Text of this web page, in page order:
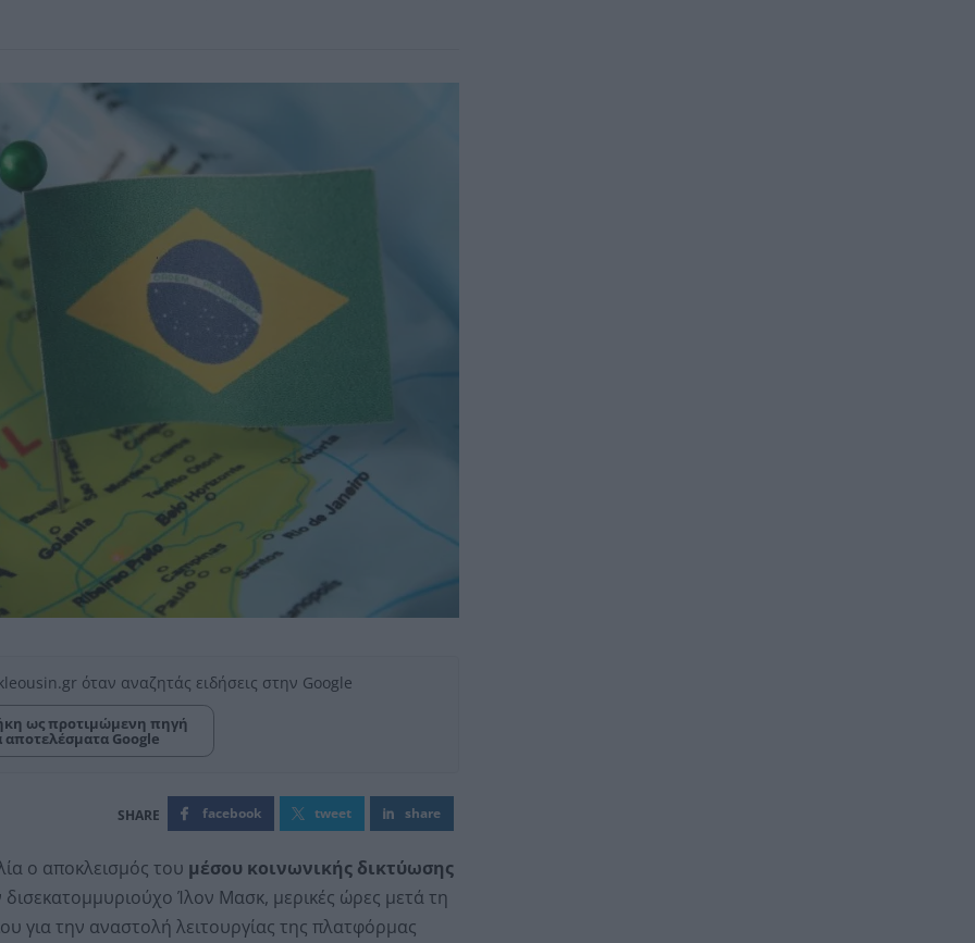
όταν αναζητάς ειδήσεις στην Google
ως προτιμώμενη πηγή
αποτελέσματα Google
facebook tweet share
ο αποκλεισμός του μέσου κοινωνικής δικτύωσης
Ίλον Μασκ, μερικές ώρες μετά τη
για την αναστολή λειτουργίας της πλατφόρμας